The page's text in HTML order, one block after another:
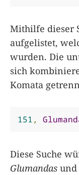
Mithilfe dieser
aufgelistet,
wurden. Die
sich
Komata
151 ,
Diese Suche
Glumandas und